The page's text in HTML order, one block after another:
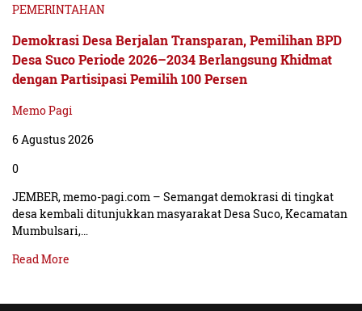
PEMERINTAHAN
Demokrasi Desa Berjalan Transparan, Pemilihan BPD
Desa Suco Periode 2026–2034 Berlangsung Khidmat
dengan Partisipasi Pemilih 100 Persen
Memo Pagi
6 Agustus 2026
0
JEMBER, memo-pagi.com – Semangat demokrasi di tingkat
desa kembali ditunjukkan masyarakat Desa Suco, Kecamatan
Mumbulsari,…
Read More